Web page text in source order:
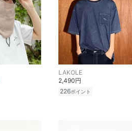
LAKOLE
2,490円
226ポイント